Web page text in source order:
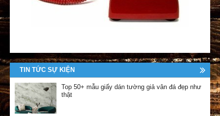
TIN TỨC SỰ KIỆN
Top 50+ mẫu giấy dán tường giả vân đá đẹp như
thật